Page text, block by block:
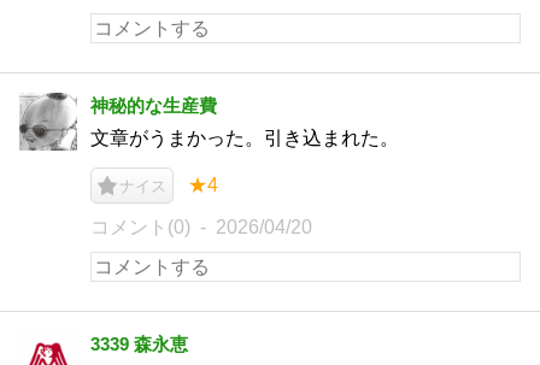
神秘的な生産費
文章がうまかった。引き込まれた。
ナイス ★4
コメント(0) 2026/04/20
3339 森永恵